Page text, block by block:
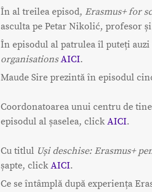
În al treilea episod, Erasmus+ for
asculta pe Petar Nikolić, profesor
În episodul al patrulea îl puteți
organisations AICI.
Maude Sire prezintă în episodul
Coordonatoarea unui centru de
episodul al șaselea, click AICI.
Cu titlul Uși deschise: Erasmus+
șapte, click AICI.
Ce se întâmplă după experiența